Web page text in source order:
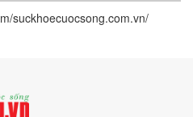
suckhoecuocsong.com.vn/